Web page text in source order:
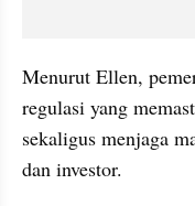
Menurut Ellen,
regulasi yang
sekaligus menjaga
dan investor.